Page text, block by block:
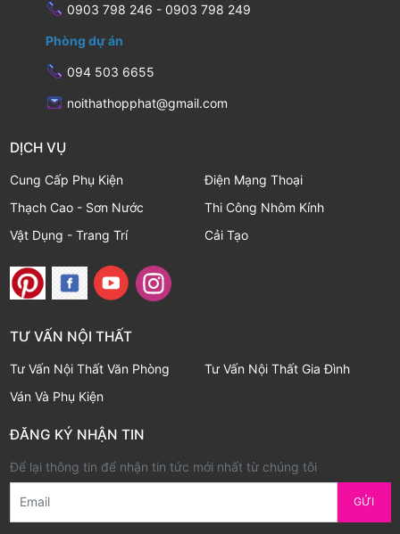
0903 798 246 - 0903 798 249
Phòng dự án
094 503 6655
noithathopphat@gmail.com
DỊCH VỤ
Cung Cấp Phụ Kiện
Điện Mạng Thoại
Thạch Cao - Sơn Nước
Thi Công Nhôm Kính
Vật Dụng - Trang Trí
Cải Tạo
TƯ VẤN NỘI THẤT
Tư Vấn Nội Thất Văn Phòng
Tư Vấn Nội Thất Gia Đình
Ván Và Phụ Kiện
ĐĂNG KÝ NHẬN TIN
Để lại thông tin để nhận tin tức mới nhất từ chúng tôi
Email GỬI